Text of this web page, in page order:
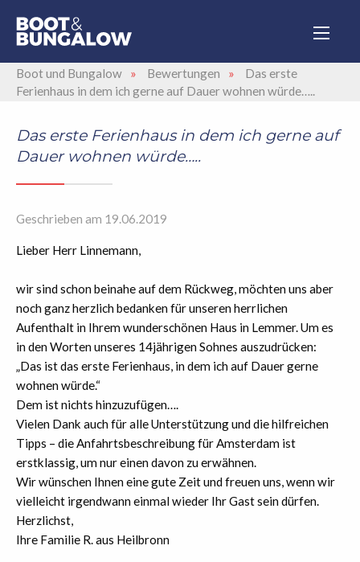
Boot und Bungalow » Bewertungen »
Das erste
Ferienhaus in dem ich gerne auf Dauer wohnen würde…..
Das erste Ferienhaus in dem ich gerne auf
Dauer wohnen würde…..
Geschrieben am 19.06.2019
Lieber Herr Linnemann,
wir sind schon beinahe auf dem Rückweg, möchten uns aber
noch ganz herzlich bedanken für unseren herrlichen
Aufenthalt in Ihrem wunderschönen Haus in Lemmer. Um es
in den Worten unseres 14jährigen Sohnes auszudrücken:
„Das ist das erste Ferienhaus, in dem ich auf Dauer gerne
wohnen würde.“
Dem ist nichts hinzuzufügen….
Vielen Dank auch für alle Unterstützung und die hilfreichen
Tipps – die Anfahrtsbeschreibung für Amsterdam ist
erstklassig, um nur einen davon zu erwähnen.
Wir wünschen Ihnen eine gute Zeit und freuen uns, wenn wir
vielleicht irgendwann einmal wieder Ihr Gast sein dürfen.
Herzlichst,
Ihre Familie R. aus Heilbronn